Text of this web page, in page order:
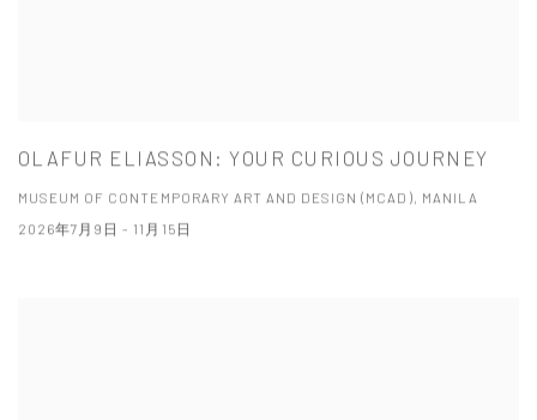
OLAFUR ELIASSON: YOUR CURIOUS JOURNEY
MUSEUM OF CONTEMPORARY ART AND DESIGN (MCAD), MANILA
2026年7月9日 - 11月15日